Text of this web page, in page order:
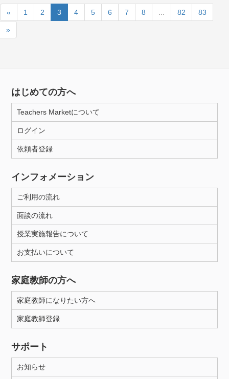
« 1 2 3 4 5 6 7 8 82 83
»
はじめての方へ
Teachers Marketについて
ログイン
依頼者登録
インフォメーション
ご利用の流れ
面談の流れ
授業実施報告について
お支払いについて
家庭教師の方へ
家庭教師になりたい方へ
家庭教師登録
サポート
お知らせ